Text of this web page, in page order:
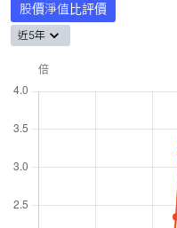
股價淨值比評價
近5年